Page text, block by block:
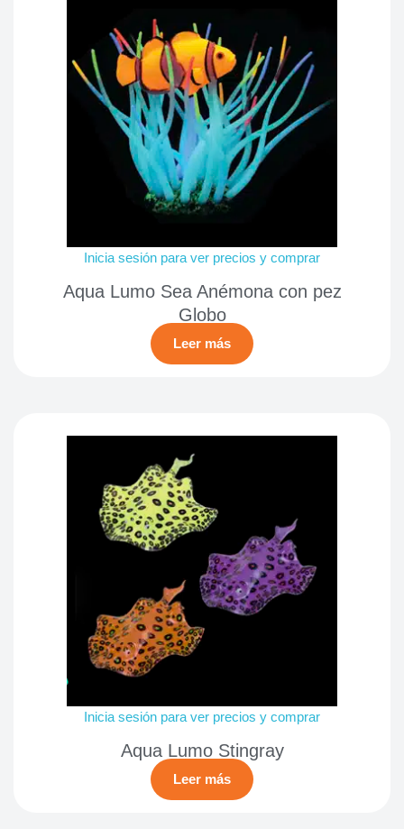
Inicia sesión para ver precios y comprar
Aqua Lumo Sea Anémona con pez
Globo
Leer más
Inicia sesión para ver precios y comprar
Aqua Lumo Stingray
Leer más